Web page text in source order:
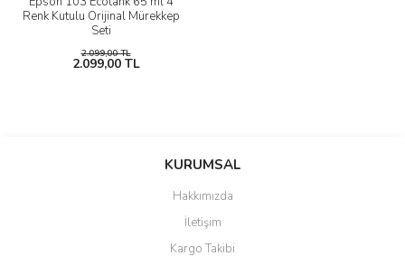
Renk Kutulu Orijinal Mürekkep
Seti
2.099,00 TL
2.099,00 TL
KURUMSAL
Hakkımızda
İletişim
Kargo Takibi